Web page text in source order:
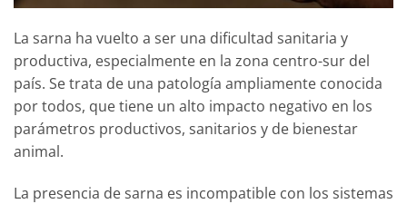
La sarna ha vuelto a ser una dificultad sanitaria y
productiva, especialmente en la zona centro-sur del
país. Se trata de una patología ampliamente conocida
por todos, que tiene un alto impacto negativo en los
parámetros productivos, sanitarios y de bienestar
animal.
La presencia de sarna es incompatible con los sistemas